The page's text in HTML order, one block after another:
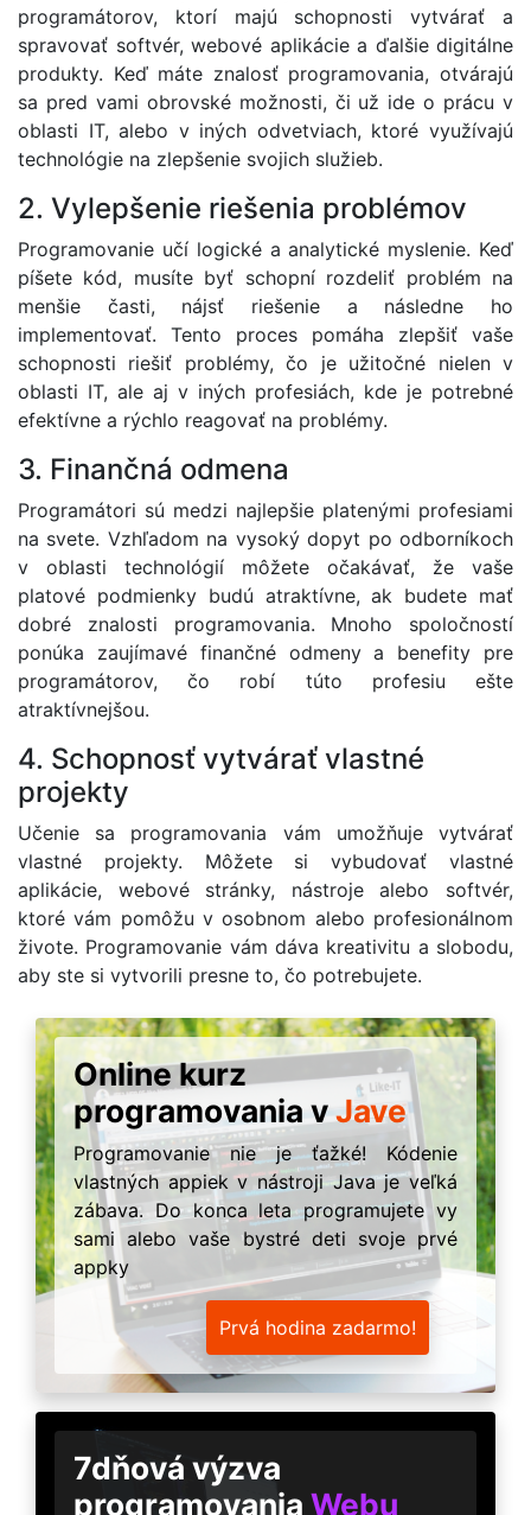
programátorov, ktorí majú schopnosti vytvárať a
spravovať softvér, webové aplikácie a ďalšie digitálne
produkty. Keď máte znalosť programovania, otvárajú
sa pred vami obrovské možnosti, či už ide o prácu v
oblasti IT, alebo v iných odvetviach, ktoré využívajú
technológie na zlepšenie svojich služieb.
2. Vylepšenie riešenia problémov
Programovanie učí logické a analytické myslenie. Keď
píšete kód, musíte byť schopní rozdeliť problém na
menšie časti, nájsť riešenie a následne ho
implementovať. Tento proces pomáha zlepšiť vaše
schopnosti riešiť problémy, čo je užitočné nielen v
oblasti IT, ale aj v iných profesiách, kde je potrebné
efektívne a rýchlo reagovať na problémy.
3. Finančná odmena
Programátori sú medzi najlepšie platenými profesiami
na svete. Vzhľadom na vysoký dopyt po odborníkoch
v oblasti technológií môžete očakávať, že vaše
platové podmienky budú atraktívne, ak budete mať
dobré znalosti programovania. Mnoho spoločností
ponúka zaujímavé finančné odmeny a benefity pre
programátorov, čo robí túto profesiu ešte
atraktívnejšou.
4. Schopnosť vytvárať vlastné
projekty
Učenie sa programovania vám umožňuje vytvárať
vlastné projekty. Môžete si vybudovať vlastné
aplikácie, webové stránky, nástroje alebo softvér,
ktoré vám pomôžu v osobnom alebo profesionálnom
živote. Programovanie vám dáva kreativitu a slobodu,
aby ste si vytvorili presne to, čo potrebujete.
Online kurz
programovania vJave
Programovanie nie je ťažké! Kódenie
vlastných appiek v nástroji Java je veľká
zábava. Do konca leta programujete vy
sami alebo vaše bystré deti svoje prvé
appky
Prvá hodina zadarmo!
7dňová výzva
programovania Webu